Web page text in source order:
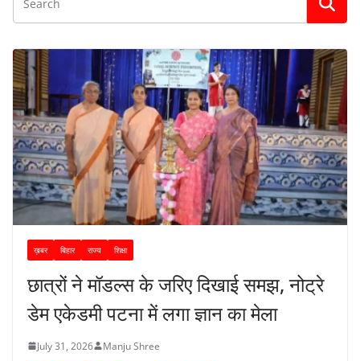
ख़बर बिहार राज्य शिक्षा
छात्रों ने मॉडल्स के जरिए दिखाई समझ, नोट्रे
डेम एकेडमी पटना में लगा ज्ञान का मेला
July 31, 2026 Manju Shree